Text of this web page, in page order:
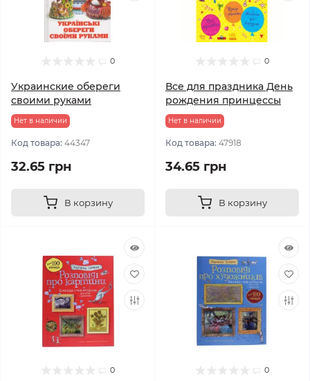
0
Украинские обереги
своими руками
Нет в наличии
Код товара: 44347
32.65 грн
В корзину
0
Все для праздника День
рождения принцессы
Нет в наличии
Код товара: 47918
34.65 грн
В корзину
0 0